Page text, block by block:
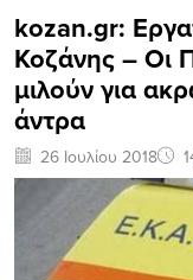
kozan.gr:
Κοζάνης – Οι
μιλούν για
άντρα
26 Ιουλίου 2018